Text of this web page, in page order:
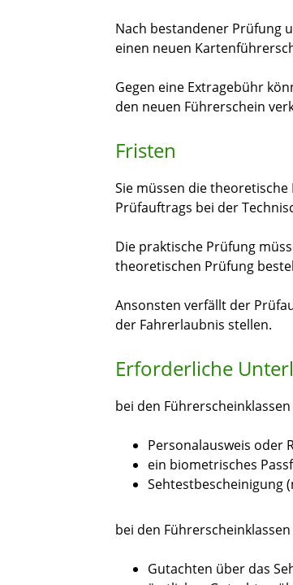
Nach bestandener Prüfung
einen neuen
Gegen eine Extragebühr
den neuen Führerschein
Fristen
Sie müssen die
Prüfauftrags bei der
Die praktische Prüfung
theoretischen Prüfung
Ansonsten verfällt der
der Fahrerlaubnis stellen.
Erforderliche
bei den Führerscheinklassen
Personalausweis oder
ein biometrisches
Sehtestbescheinigung
bei den Führerscheinklassen
Gutachten über das